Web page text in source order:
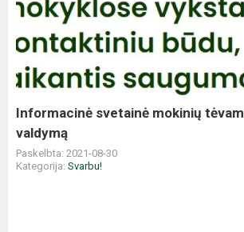
Informacinė svetainė mokinių
valdymą
Paskelbta: 2021-08-30
Kategorija: Svarbu!